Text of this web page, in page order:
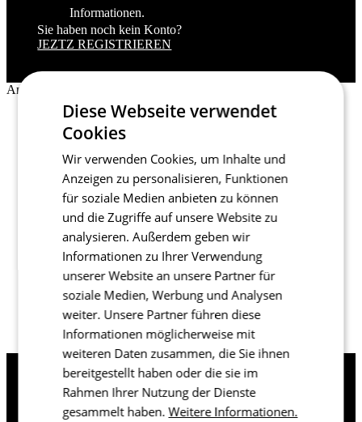
Informationen.
Sie haben noch kein Konto?
JEZTZ REGISTRIEREN
Anmeldung
E-Mail
Passwort
VOLLSTÄNDIGEN SIE BITTE DIE ANMELDUNG
Mit der Einrichtung eines Kontos erklären Sie sich mit
den Bedingungen und der Verarbeitung
personenbezogener Daten einverstanden.Allgemeine
personenbezogenen Daten.
Warum registrieren?
Diese Webseite verwendet
Cookies
Wir verwenden Cookies, um Inhalte und
Anzeigen zu personalisieren, Funktionen
für soziale Medien anbieten zu können
und die Zugriffe auf unsere Website zu
analysieren. Außerdem geben wir
Informationen zu Ihrer Verwendung
unserer Website an unsere Partner für
soziale Medien, Werbung und Analysen
weiter. Unsere Partner führen diese
Informationen möglicherweise mit
weiteren Daten zusammen, die Sie ihnen
bereitgestellt haben oder die sie im
Rahmen Ihrer Nutzung der Dienste
gesammelt haben.Weitere Informationen.